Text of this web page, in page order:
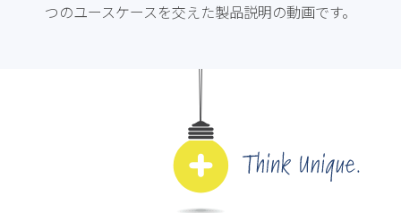
つのユースケースを交えた製品説明の動画です。